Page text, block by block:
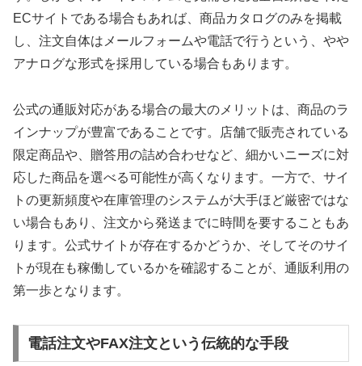
ECサイトである場合もあれば、商品カタログのみを掲載
し、注文自体はメールフォームや電話で行うという、やや
アナログな形式を採用している場合もあります。
公式の通販対応がある場合の最大のメリットは、商品のラ
インナップが豊富であることです。店舗で販売されている
限定商品や、贈答用の詰め合わせなど、細かいニーズに対
応した商品を選べる可能性が高くなります。一方で、サイ
トの更新頻度や在庫管理のシステムが大手ほど厳密ではな
い場合もあり、注文から発送までに時間を要することもあ
ります。公式サイトが存在するかどうか、そしてそのサイ
トが現在も稼働しているかを確認することが、通販利用の
第一歩となります。
電話注文やFAX注文という伝統的な手段